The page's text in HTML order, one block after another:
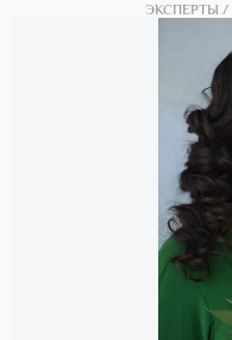
ЭКСПЕРТЫ